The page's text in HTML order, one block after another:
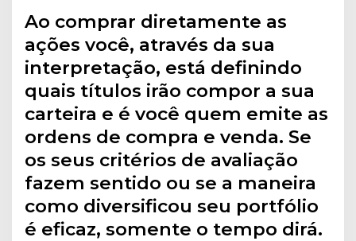
Ao comprar diretamente as
ações você, através da sua
interpretação, está definindo
quais títulos irão compor a sua
carteira e é você quem emite as
ordens de compra e venda. Se
os seus critérios de avaliação
fazem sentido ou se a maneira
como diversificou seu portfólio
é eficaz, somente o tempo dirá.